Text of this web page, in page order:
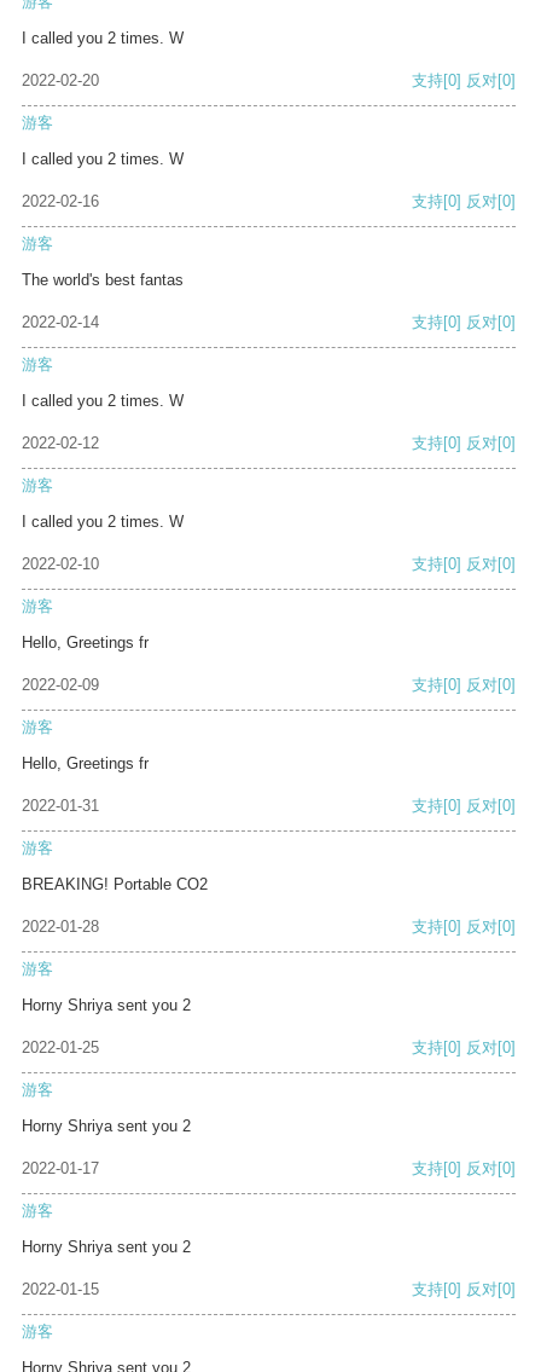
I called you 2 times. W
2022-02-20 支持[0] 反对[0]
游客
I called you 2 times. W
2022-02-16 支持[0] 反对[0]
游客
The world's best fantas
2022-02-14 支持[0] 反对[0]
游客
I called you 2 times. W
2022-02-12 支持[0] 反对[0]
游客
I called you 2 times. W
2022-02-10 支持[0] 反对[0]
游客
Hello, Greetings fr
2022-02-09 支持[0] 反对[0]
游客
Hello, Greetings fr
2022-01-31 支持[0] 反对[0]
游客
BREAKING! Portable CO2
2022-01-28 支持[0] 反对[0]
游客
Horny Shriya sent you 2
2022-01-25 支持[0] 反对[0]
游客
Horny Shriya sent you 2
2022-01-17 支持[0] 反对[0]
游客
Horny Shriya sent you 2
2022-01-15 支持[0] 反对[0]
游客
Horny Shriya sent you 2